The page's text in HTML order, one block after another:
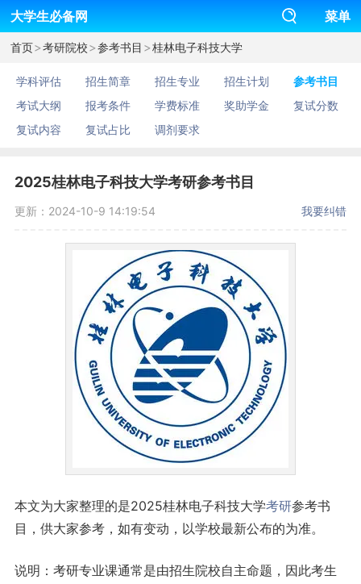
大学生必备网 菜单
首页>考研院校>参考书目 >桂林电子科技大学
学科评估 招生简章 招生专业 招生计划
参考书目
考试大纲
报考条件 学费标准 奖助学金
复试分数
复试内容
复试占比 调剂要求
2025桂林电子科技大学考研参考书目
更新：2024-10-9 14:19:54 我要纠错
本文为大家整理的是2025桂林电子科技大学考研参考书
目，供大家参考，如有变动，以学校最新公布的为准。
说明：考研专业课通常是由招生院校自主命题，因此考生